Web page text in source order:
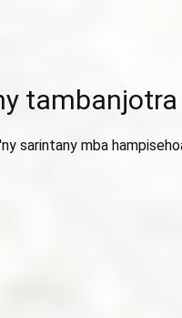
tambanjotra
sarintany mba